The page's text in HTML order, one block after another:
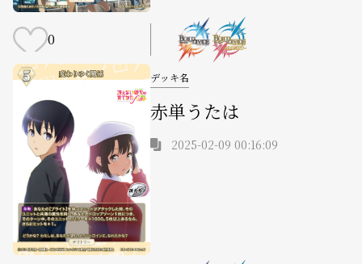
0
デッキ名
赤単うたは
2025-02-09 00:16:09